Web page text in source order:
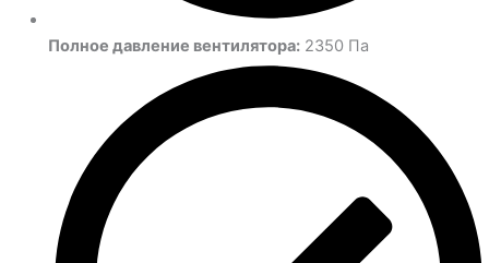
Полное давление вентилятора:2350 Па